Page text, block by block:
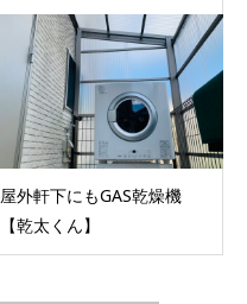
屋外軒下にもGAS乾燥機
【乾太くん】